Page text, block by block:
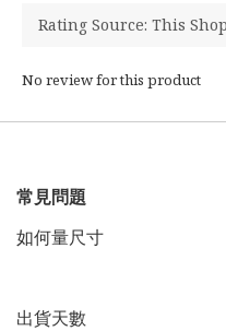
No review for this product
常見問題
如何量尺寸
出貨天數